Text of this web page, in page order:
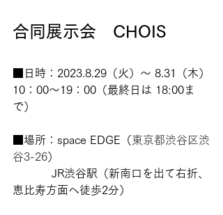
合同展示会　CHOIS
■日時：2023.8.29（火）～ 8.31（木）
10：00〜19：00（最終日は 18:00ま
で）
■場所：space EDGE（東京都渋谷区渋
谷3-26）
恵比寿方面へ徒歩2分）